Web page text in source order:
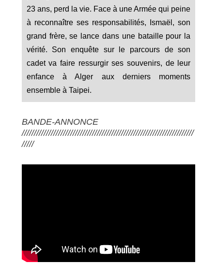
23 ans, perd la vie. Face à une Armée qui peine
à reconnaître ses responsabilités, Ismaël, son
grand frère, se lance dans une bataille pour la
vérité. Son enquête sur le parcours de son
cadet va faire ressurgir ses souvenirs, de leur
enfance à Alger aux derniers moments
ensemble à Taipei.
BANDE-ANNONCE
///////////////////////////////////////////////////////////////////////
/////